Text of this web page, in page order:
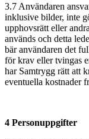
3.7 Användaren
inklusive bilder, inte
upphovsrätt eller
används och detta
bär användaren det
för krav eller tvingas
har Samtrygg rätt att
eventuella kostnader
4 Personuppgifter